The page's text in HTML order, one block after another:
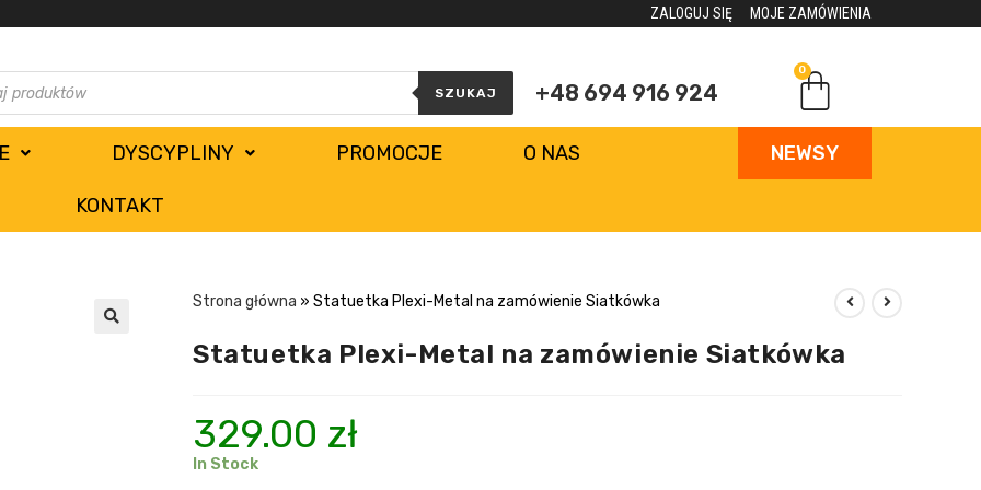
ZALOGUJ SIĘ MOJE ZAMÓWIENIA
SZUKAJ +48 694 916 924
0
DYSCYPLINY PROMOCJE O NAS
KONTAKT
NEWSY
Strona główna » Statuetka Plexi-Metal na zamówienie Siatkówka
Statuetka Plexi-Metal na zamówienie Siatkówka
329.00 zł
In Stock